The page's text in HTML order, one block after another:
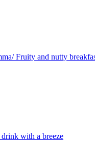
Fruity and nutty
with a breeze